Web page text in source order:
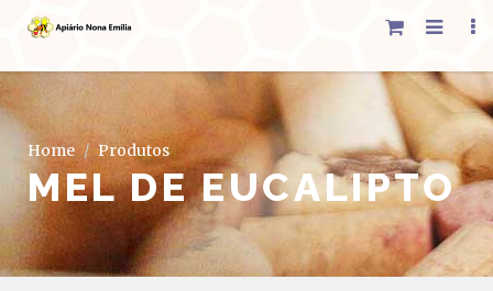
Home Produtos
MEL DE EUCALIPTO